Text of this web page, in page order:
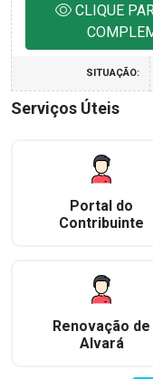
CLIQUE
SITUAÇÃO:
Serviços Úteis
Portal do
Contribuinte
Renovação de
Alvará